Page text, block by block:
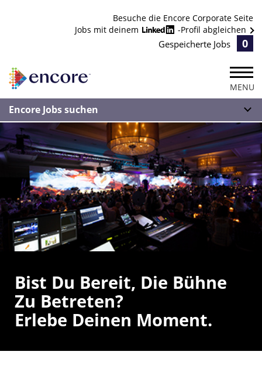
Besuche die Encore Corporate Seite
Jobs mit deinem
-Profil abgleichen
Gespeicherte Jobs 0
MENU
Encore Jobs suchen
Bist Du Bereit, Die Bühne
Zu Betreten?
Erlebe Deinen Moment.